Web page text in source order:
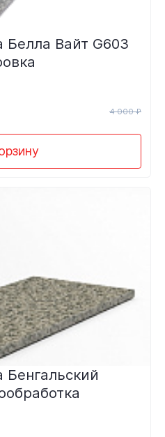
Белла Вайт G603
4 000 ₽
Бенгальский